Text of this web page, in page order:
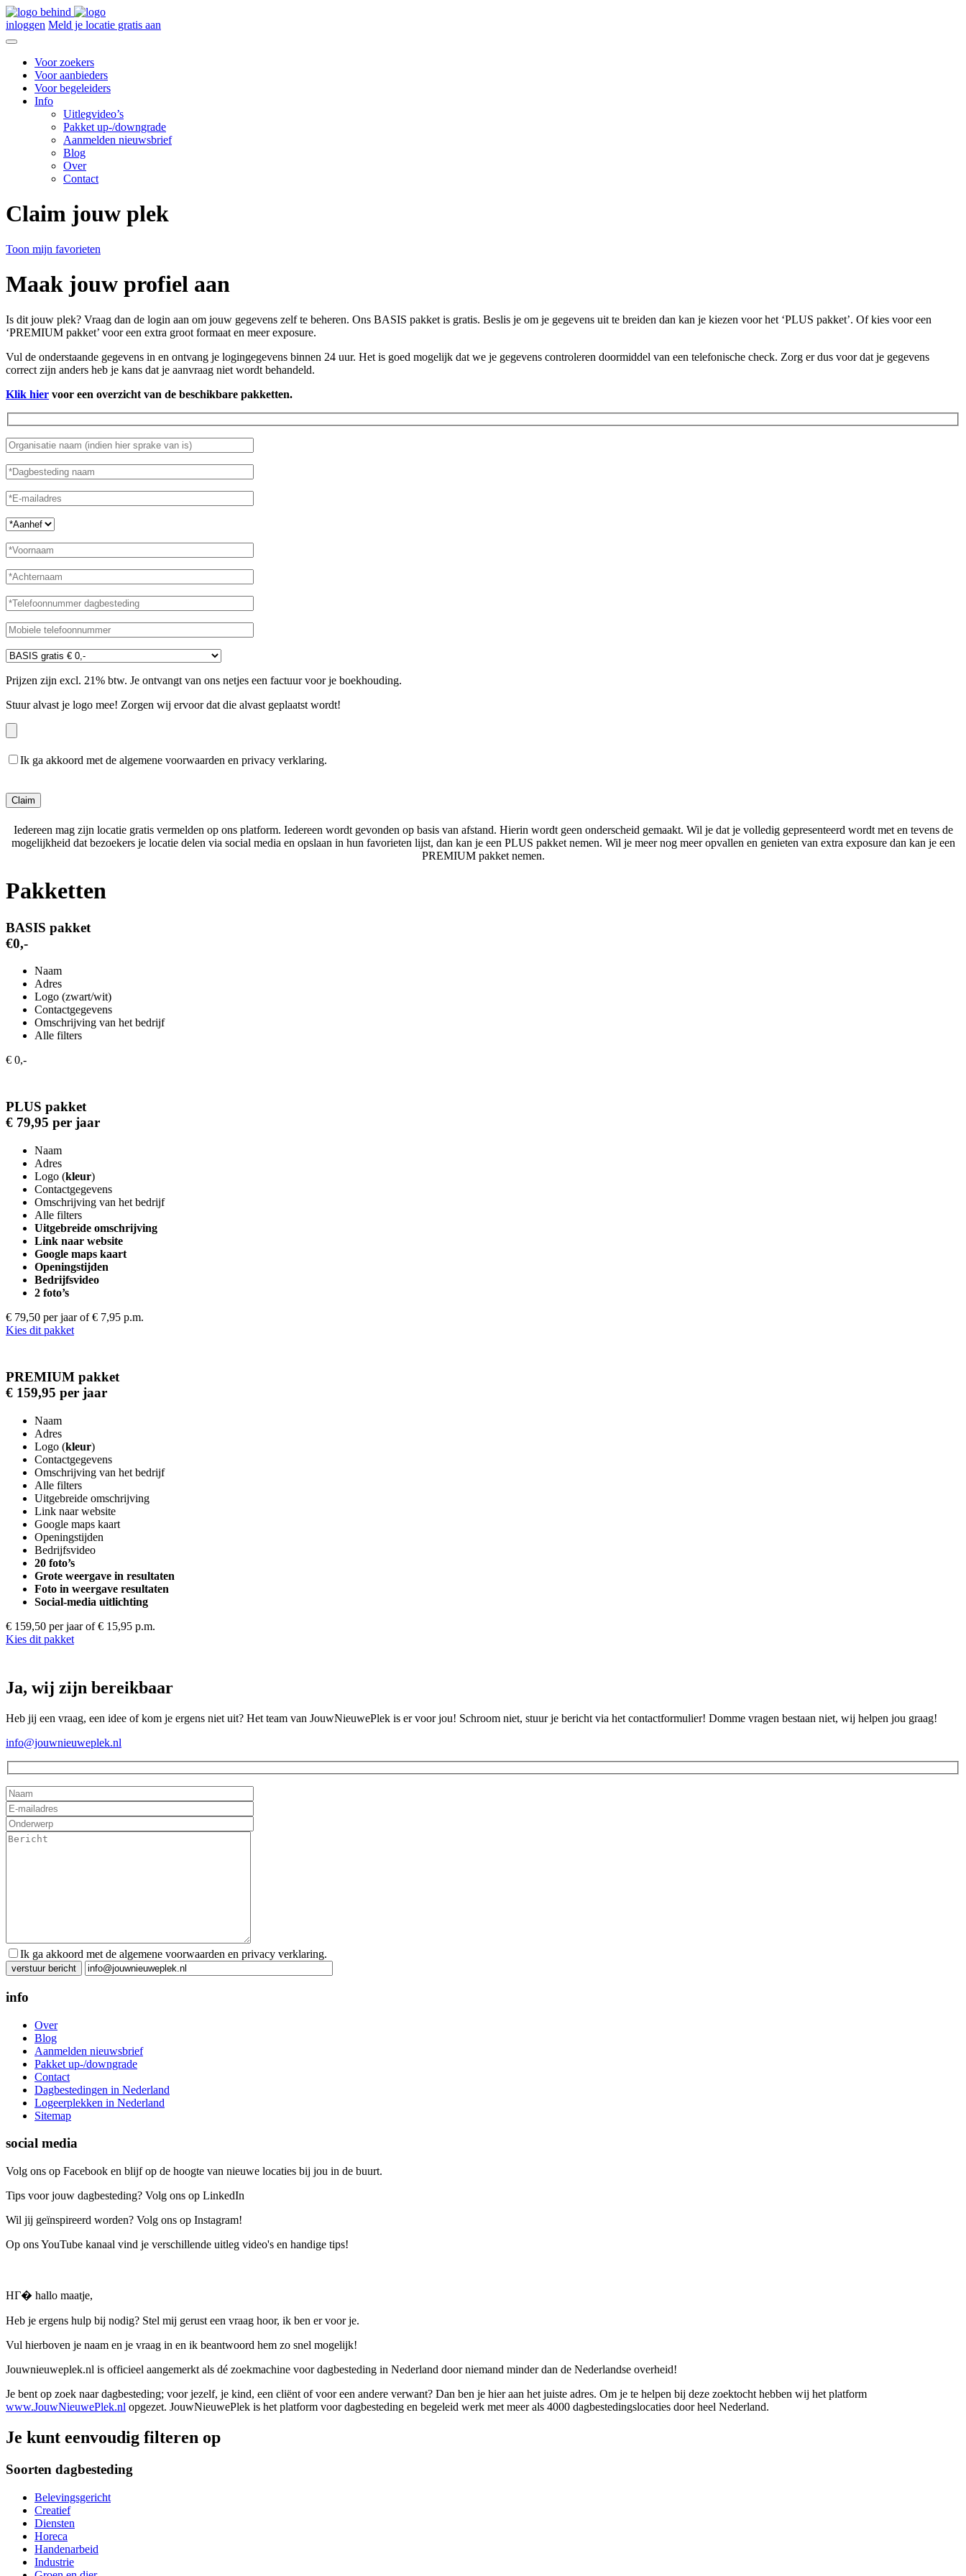
inloggen Meld je locatie gratis aan
Voor zoekers
Voor aanbieders
Voor begeleiders
Info
Uitlegvideo’s
Pakket up-/downgrade
Aanmelden nieuwsbrief
Blog
Over
Contact
Claim jouw plek
Toon mijn favorieten
Maak jouw profiel aan
Is dit jouw plek? Vraag dan de login aan om jouw gegevens zelf te beheren. Ons BASIS pakket is gratis. Beslis je om je gegevens uit te breiden dan kan je kiezen voor het ‘PLUS pakket’. Of kies voor een
‘PREMIUM pakket’ voor een extra groot formaat en meer exposure.
Vul de onderstaande gegevens in en ontvang je logingegevens binnen 24 uur. Het is goed mogelijk dat we je gegevens controleren doormiddel van een telefonische check. Zorg er dus voor dat je gegevens
correct zijn anders heb je kans dat je aanvraag niet wordt behandeld.
Klik hier voor een overzicht van de beschikbare pakketten.
Prijzen zijn excl. 21% btw. Je ontvangt van ons netjes een factuur voor je boekhouding.
Stuur alvast je logo mee! Zorgen wij ervoor dat die alvast geplaatst wordt!
Ik ga akkoord met de algemene voorwaarden en privacy verklaring.
Iedereen mag zijn locatie gratis vermelden op ons platform. Iedereen wordt gevonden op basis van afstand. Hierin wordt geen onderscheid gemaakt. Wil je dat je volledig gepresenteerd wordt met en tevens de
mogelijkheid dat bezoekers je locatie delen via social media en opslaan in hun favorieten lijst, dan kan je een PLUS pakket nemen. Wil je meer nog meer opvallen en genieten van extra exposure dan kan je een
PREMIUM pakket nemen.
Pakketten
BASIS pakket
€0,-
Naam
Adres
Logo (zwart/wit)
Contactgegevens
Omschrijving van het bedrijf
Alle filters
€ 0,-
PLUS pakket
€ 79,95 per jaar
Naam
Adres
Logo (kleur)
Contactgegevens
Omschrijving van het bedrijf
Alle filters
Uitgebreide omschrijving
Link naar website
Google maps kaart
Openingstijden
Bedrijfsvideo
2 foto’s
€ 79,50 per jaar of € 7,95 p.m.
Kies dit pakket
PREMIUM pakket
€ 159,95 per jaar
Naam
Adres
Logo (kleur)
Contactgegevens
Omschrijving van het bedrijf
Alle filters
Uitgebreide omschrijving
Link naar website
Google maps kaart
Openingstijden
Bedrijfsvideo
20 foto’s
Grote weergave in resultaten
Foto in weergave resultaten
Social-media uitlichting
€ 159,50 per jaar of € 15,95 p.m.
Kies dit pakket
Ja, wij zijn bereikbaar
Heb jij een vraag, een idee of kom je ergens niet uit? Het team van JouwNieuwePlek is er voor jou! Schroom niet, stuur je bericht via het contactformulier! Domme vragen bestaan niet, wij helpen jou graag!
info@jouwnieuweplek.nl
Ik ga akkoord met de algemene voorwaarden en privacy verklaring.
Gelieve dit veld leeg te laten.
info
Over
Blog
Aanmelden nieuwsbrief
Pakket up-/downgrade
Contact
Dagbestedingen in Nederland
Logeerplekken in Nederland
Sitemap
social media
Volg ons op Facebook en blijf op de hoogte van nieuwe locaties bij jou in de buurt.
Tips voor jouw dagbesteding? Volg ons op LinkedIn
Wil jij geïnspireerd worden? Volg ons op Instagram!
Op ons YouTube kanaal vind je verschillende uitleg video's en handige tips!
HГ� hallo maatje,
Heb je ergens hulp bij nodig? Stel mij gerust een vraag hoor, ik ben er voor je.
Vul hierboven je naam en je vraag in en ik beantwoord hem zo snel mogelijk!
Jouwnieuweplek.nl is officieel aangemerkt als dé zoekmachine voor dagbesteding in Nederland door niemand minder dan de Nederlandse overheid!
Je bent op zoek naar dagbesteding; voor jezelf, je kind, een cliënt of voor een andere verwant? Dan ben je hier aan het juiste adres. Om je te helpen bij deze zoektocht hebben wij het platform
www.JouwNieuwePlek.nl opgezet. JouwNieuwePlek is het platform voor dagbesteding en begeleid werk met meer als 4000 dagbestedingslocaties door heel Nederland.
Je kunt eenvoudig filteren op
Soorten dagbesteding
Belevingsgericht
Creatief
Diensten
Horeca
Handenarbeid
Industrie